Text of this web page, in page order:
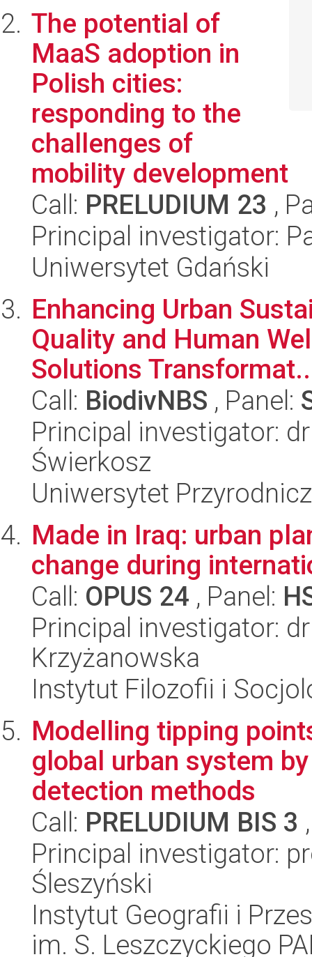
The potential of
MaaS adoption in
Polish cities:
responding to the
challenges of
mobility development
Call: PRELUDIUM 23 ,
Principal investigator:
Uniwersytet Gdański
Enhancing Urban
Quality and Human
Solutions
Call: BiodivNBS , Panel:
Principal investigator:
Świerkosz
Uniwersytet
Made in Iraq: urban
change during
Call: OPUS 24 , Panel:
Principal investigator:
Krzyżanowska
Instytut Filozofii i
Modelling tipping
global urban system
detection methods
Call: PRELUDIUM BIS 3
Principal investigator:
Śleszyński
Instytut Geografii i
im. S. Leszczyckiego